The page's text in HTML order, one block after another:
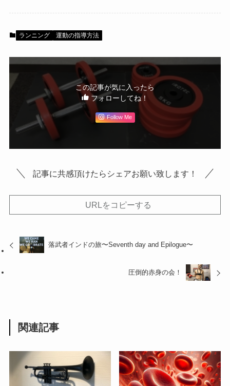
ランニング 運動の指導方法
この記事が気に入ったら
フォローしてね！
Follow Me
記事に共感頂けたらシェアお願い致します！
URLをコピーする
落武者インドの旅〜Seventh day and Epilogue〜
圧倒的赤身の会！
関連記事